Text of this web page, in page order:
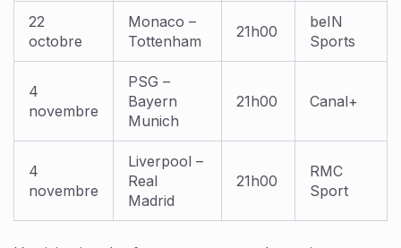
22
octobre
Monaco –
Tottenham
21h00
beIN
Sports
4
novembre
PSG –
Bayern
Munich
21h00 Canal+
4
novembre
Liverpool –
Real
Madrid
21h00
RMC
Sport